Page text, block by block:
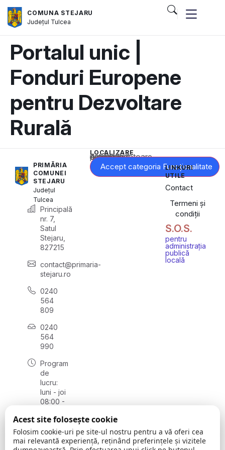
COMUNA STEJARU
Județul Tulcea
Portalul unic |
Fonduri Europene
pentru Dezvoltare
Rurală
PRIMĂRIA
COMUNEI
STEJARU
Județul
Tulcea
Principală
nr. 7,
Satul
Stejaru,
827215
contact@primaria-
stejaru.ro
0240
564
809
0240
564
990
Program
de
lucru:
luni - joi
08:00 -
vineri
08:00 -
14:00
LOCALIZARE
Acest conținut este blocat până când acceptați categoria corespunzătoare de cookie-uri.
Accept categoria Funcționalitate
LINKURI
UTILE
Contact
Termeni și
condiții
S.O.S.
pentru
administrația
publică
locală
Acest site folosește cookie
Folosim cookie-uri pe site-ul nostru pentru a vă oferi cea
mai relevantă experiență, reținând preferințele și vizitele